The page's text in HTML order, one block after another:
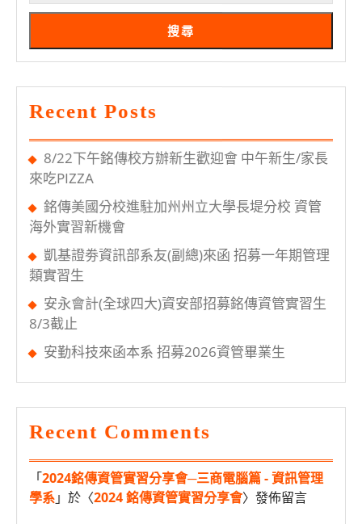
生
命
亮
光
搜尋
Recent Posts
8/22下午銘傳校方辦新生歡迎會 中午新生/家長
來吃PIZZA
銘傳美國分校進駐加州州立大學長堤分校 資管
海外實習新機會
凱基證劵資訊部系友(副總)來函 招募一年期管理
類實習生
安永會計(全球四大)資安部招募銘傳資管實習生
8/3截止
安勤科技來函本系 招募2026資管畢業生
Recent Comments
「2024銘傳資管實習分享會─三商電腦篇 - 資訊管理
學系」於〈2024 銘傳資管實習分享會〉發佈留言